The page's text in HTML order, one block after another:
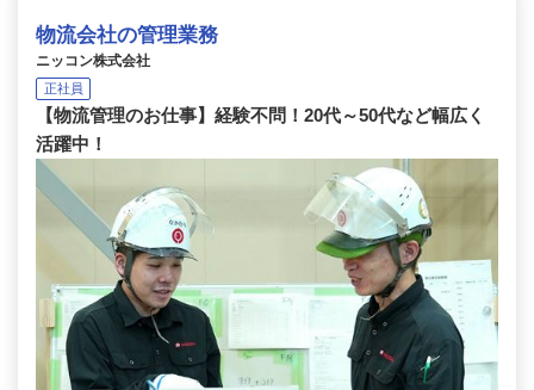
物流会社の管理業務
ニッコン株式会社
正社員
【物流管理のお仕事】経験不問！20代～50代など幅広く
活躍中！